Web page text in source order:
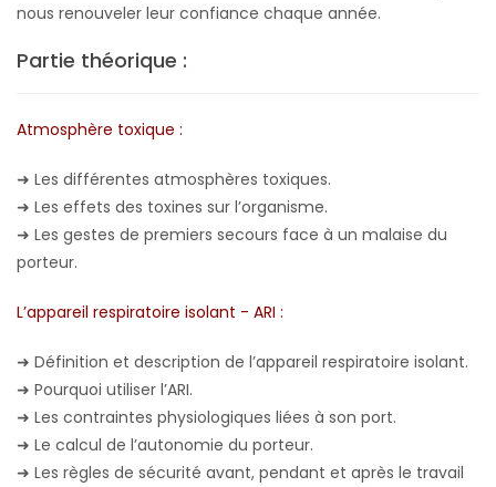
nous renouveler leur confiance chaque année.
Partie théorique :
Atmosphère toxique :
➜ Les différentes atmosphères toxiques.
➜ Les effets des toxines sur l’organisme.
➜ Les gestes de premiers secours face à un malaise du
porteur.
L’appareil respiratoire isolant - ARI :
➜ Définition et description de l’appareil respiratoire isolant.
➜ Pourquoi utiliser l’ARI.
➜ Les contraintes physiologiques liées à son port.
➜ Le calcul de l’autonomie du porteur.
➜ Les règles de sécurité avant, pendant et après le travail